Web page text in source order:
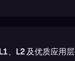
L1、L2 及优质应用层